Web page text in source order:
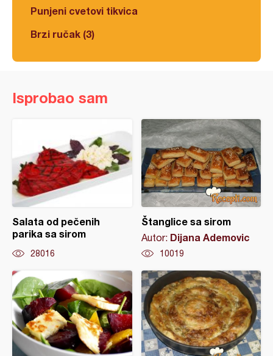
Punjeni cvetovi tikvica
Brzi ručak (3)
Isprobao sam
Salata od pečenih
parika sa sirom
28016
Štanglice sa sirom
Autor: Dijana Ademovic
10019